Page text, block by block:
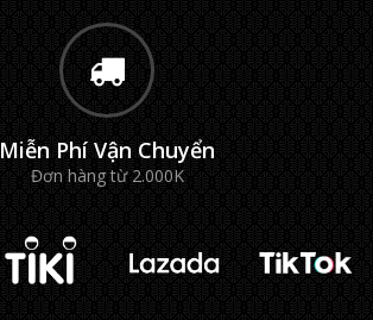
Miễn Phí Vận Chuyển
Đơn hàng từ 2.000K